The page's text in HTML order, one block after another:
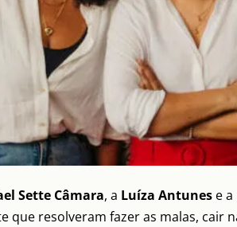
Sette Câmara, a Luíza Antunes e a
que resolveram fazer as malas, cair